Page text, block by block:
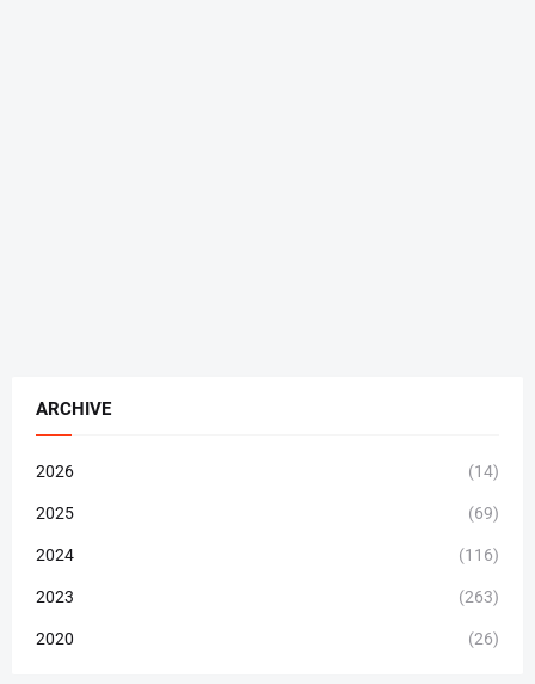
ARCHIVE
2026 (14)
2025 (69)
2024 (116)
2023 (263)
2020 (26)